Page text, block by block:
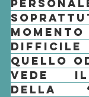
quello
vede
della